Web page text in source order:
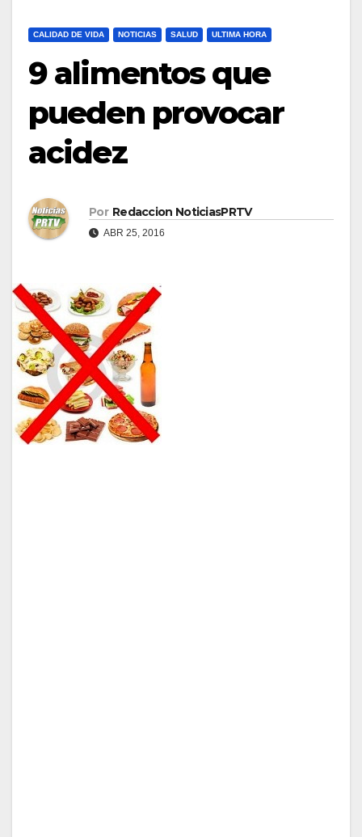
CALIDAD DE VIDA NOTICIAS SALUD ULTIMA HORA
9 alimentos que
pueden provocar
acidez
Por Redaccion NoticiasPRTV
ABR 25, 2016